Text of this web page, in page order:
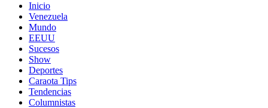
Inicio
Venezuela
Mundo
EEUU
Sucesos
Show
Deportes
Caraota Tips
Tendencias
Columnistas